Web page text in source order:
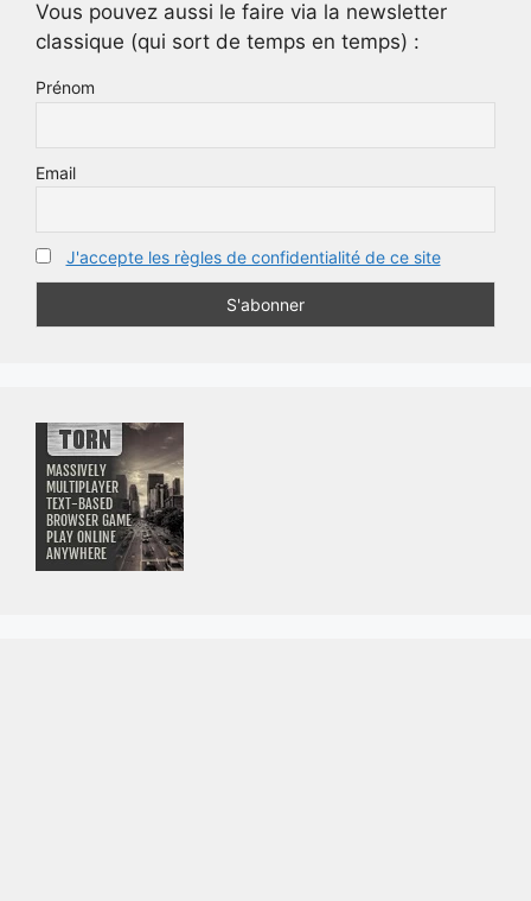
Vous pouvez aussi le faire via la newsletter
classique (qui sort de temps en temps) :
Prénom
Email
J'accepte les règles de confidentialité de ce site